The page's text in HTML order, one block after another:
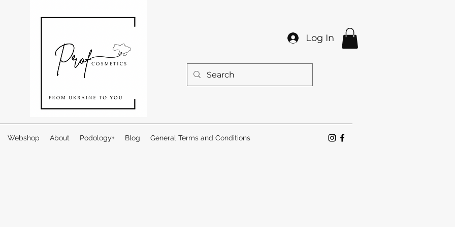
Log In
Webshop About Podology+ Blog General Terms and Conditions